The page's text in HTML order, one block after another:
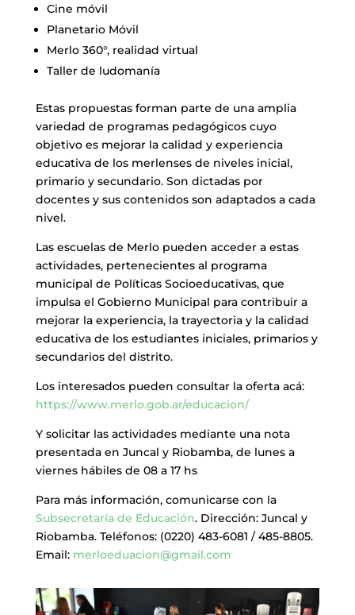
Cine móvil
Planetario Móvil
Merlo 360°, realidad virtual
Taller de ludomanía
Estas propuestas forman parte de una amplia
variedad de programas pedagógicos cuyo
objetivo es mejorar la calidad y experiencia
educativa de los merlenses de niveles inicial,
primario y secundario. Son dictadas por
docentes y sus contenidos son adaptados a cada
nivel.
Las escuelas de Merlo pueden acceder a estas
actividades, pertenecientes al programa
municipal de Políticas Socioeducativas, que
impulsa el Gobierno Municipal para contribuir a
mejorar la experiencia, la trayectoria y la calidad
educativa de los estudiantes iniciales, primarios y
secundarios del distrito.
Los interesados pueden consultar la oferta acá:
https://www.merlo.gob.ar/educacion/
Y solicitar las actividades mediante una nota
presentada en Juncal y Riobamba, de lunes a
viernes hábiles de 08 a 17 hs
Para más información, comunicarse con la
Subsecretaría de Educación. Dirección: Juncal y
Riobamba. Teléfonos: (0220) 483-6081 / 485-8805.
Email: merloeduacion@gmail.com